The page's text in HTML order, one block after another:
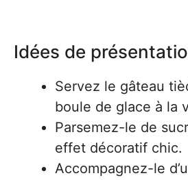
Idées de
Servez le gâteau
boule de glace à la
Parsemez-le de
effet décoratif chic.
Accompagnez-le